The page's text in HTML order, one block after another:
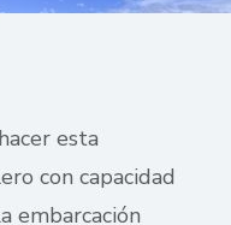
esta
con capacidad
embarcación